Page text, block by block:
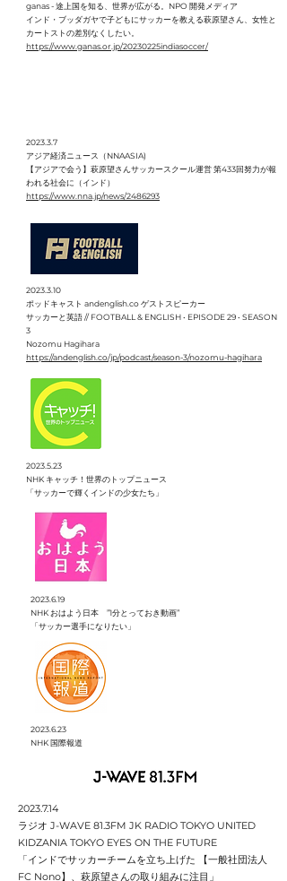
ganas - 途上国を知る、世界が広がる。NPO 開発メディア
インド・ブッダガヤで子どもにサッカーを教える萩原望さん、女性と
カートストの差別なくしたい。
https://www.ganas.or.jp/20230225indiasoccer/
2023.3.7
アジア経済ニュース（NNAASIA)
【アジアで会う】萩原望さんサッカースクール運営 第433回努力が報
われる社会に（インド）
https://www.nna.jp/news/2486293
2023.3.10
ポッドキャスト andenglish.co ゲストスピーカー
サッカーと英語 // FOOTBALL & ENGLISH • EPISODE 29 • SEASON
3
Nozomu Hagihara
https://andenglish.co/jp/podcast/season-3/nozomu-hagihara
2023.5.23
NHK キャッチ！世界のトップニュース
​「サッカーで輝くインドの少女たち」
2023.6.19
NHK おはよう日本 ”1分とっておき動画”
​「サッカー選手になりたい」
2023.6.23
NHK 国際報道
2023.7.14
ラジオ J-WAVE 81.3FM JK RADIO TOKYO UNITED
KIDZANIA TOKYO EYES ON THE FUTURE
「インドでサッカーチームを立ち上げた 【一般社団法人
FC Nono】、萩原望さんの取り組みに注目」